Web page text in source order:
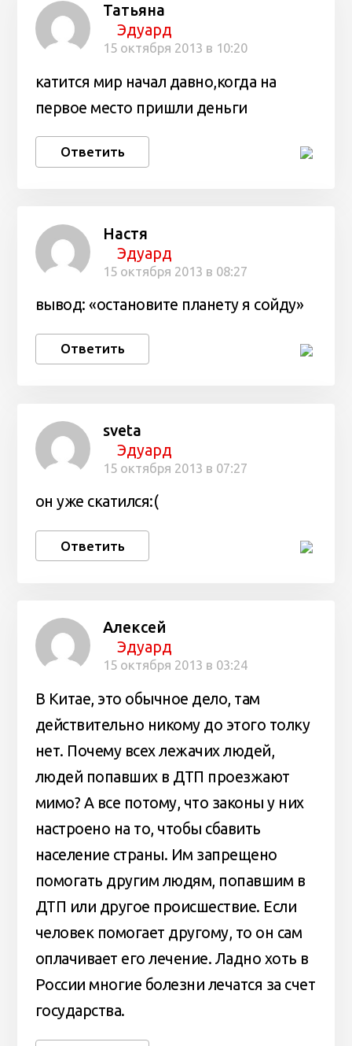
Татьяна
Эдуард
15 октября 2013 в 10:20
катится мир начал давно,когда на
первое место пришли деньги
Ответить
Настя
Эдуард
15 октября 2013 в 08:27
вывод: «остановите планету я сойду»
Ответить
sveta
Эдуард
15 октября 2013 в 07:27
он уже скатился:(
Ответить
Алексей
Эдуард
15 октября 2013 в 03:24
В Китае, это обычное дело, там
действительно никому до этого толку
нет. Почему всех лежачих людей,
людей попавших в ДТП проезжают
мимо? А все потому, что законы у них
настроено на то, чтобы сбавить
население страны. Им запрещено
помогать другим людям, попавшим в
ДТП или другое происшествие. Если
человек помогает другому, то он сам
оплачивает его лечение. Ладно хоть в
России многие болезни лечатся за счет
государства.